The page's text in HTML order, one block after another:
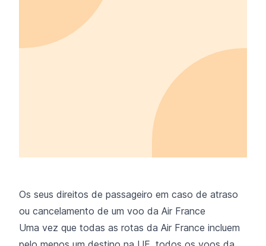
Os seus direitos de passageiro em caso de atraso
ou cancelamento de um voo da Air France
Uma vez que todas as rotas da Air France incluem